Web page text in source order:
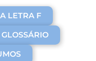
LETRA F